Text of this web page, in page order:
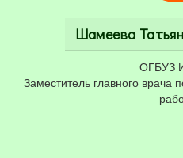
Шамеева
ОГБУЗ
Заместитель главного врача